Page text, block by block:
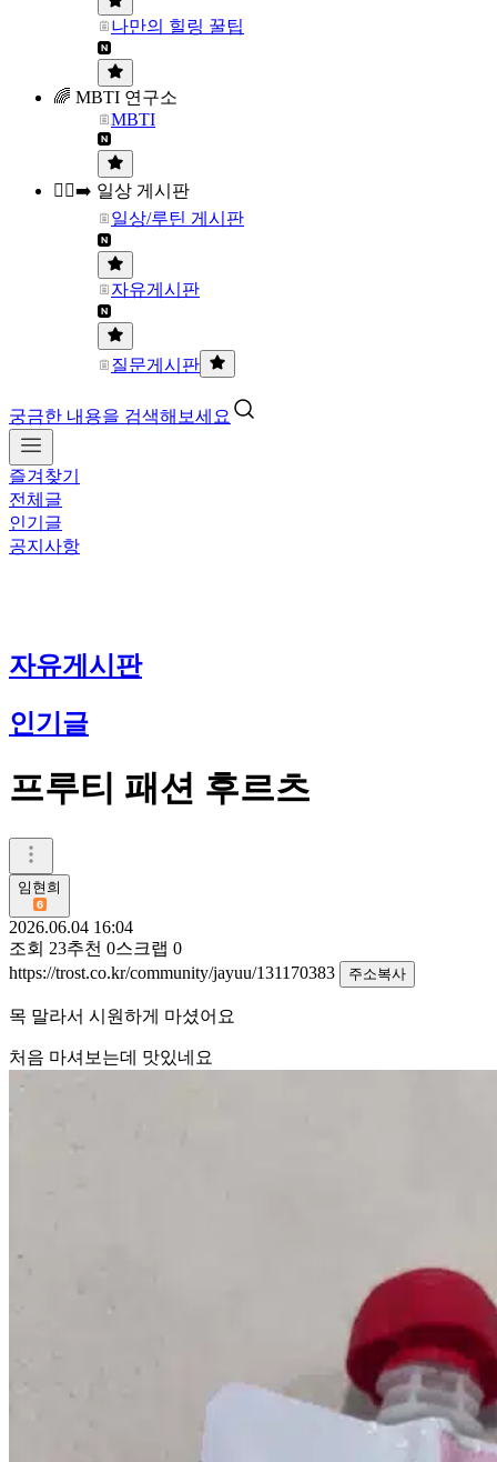
나만의 힐링 꿀팁
🌈 MBTI 연구소
MBTI
🏃‍♀️‍➡️ 일상 게시판
일상/루틴 게시판
자유게시판
질문게시판
궁금한 내용을 검색해보세요
즐겨찾기
전체글
인기글
공지사항
자유게시판
인기글
프루티 패션 후르츠
임현희
2026.06.04 16:04
조회 23추천 0스크랩 0
https://trost.co.kr/community/jayuu/131170383
주소복사
목 말라서 시원하게 마셨어요
처음 마셔보는데 맛있네요